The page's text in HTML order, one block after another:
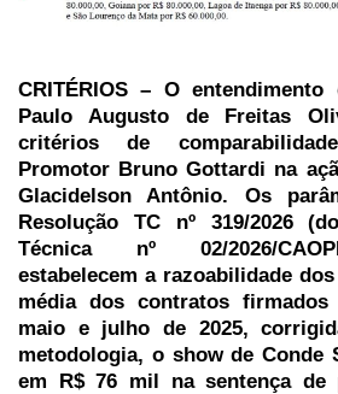
CRITÉRIOS – O entendimento
Paulo Augusto de Freitas
critérios de
Promotor Bruno Gottardi na
Glacidelson Antônio. Os
Resolução TC nº 319/2026
Técnica nº 02/2026/
estabelecem a razoabilidade
média dos contratos
maio e julho de 2025,
metodologia, o show de Conde
em R$ 76 mil na sentença de